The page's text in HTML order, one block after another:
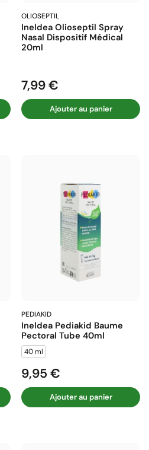
OLIOSEPTIL
Ineldea Olioseptil Spray
Nasal Dispositif Médical
20ml
Prix
7,99 €
Ajouter au panier
PEDIAKID
Ineldea Pediakid Baume
Pectoral Tube 40ml
40 ml
Prix
9,95 €
Ajouter au panier